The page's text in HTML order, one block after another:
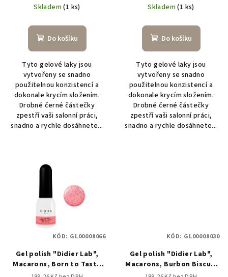
Skladem(1 ks)
Do košíku
Tyto gelové laky jsou
vytvořeny se snadno
použitelnou konzistencí a
dokonale krycím složením.
Drobné černé částečky
zpestří vaši salonní práci,
snadno a rychle dosáhnete...
Skladem(1 ks)
Do košíku
Tyto gelové laky jsou
vytvořeny se snadno
použitelnou konzistencí a
dokonale krycím složením.
Drobné černé částečky
zpestří vaši salonní práci,
snadno a rychle dosáhnete...
Gel polish "Didier Lab",
Macarons, Born to Taste
10ml
KÓD: GL00008066
Gel polish "Didier Lab",
Macarons, Burbon Biscuit
10ml
KÓD: GL00008030